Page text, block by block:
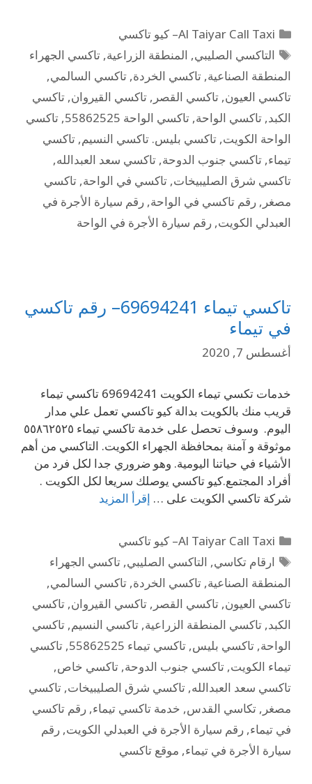
Al Taiyar Call Taxi– كيو تاكسي
التاكسي الصليبي, المنطقة الزراعية,تاكسي الجهراء
المنطقة الصناعية, تاكسي الخردة, تاكسي السالمي,
تاكسي العيون, تاكسي القصر , تاكسي القيروان, تاكسي
الكبد, تاكسي الواحة, تاكسي الواحة 55862525 , تاكسي
الواحة الكويت, تاكسي بليس. تاكسي النسيم, تاكسي
تيماء, تاكسي جنوب الدوحة, تاكسي سعد العبدالله,
تاكسي شرق الصليبيخات, تاكسي في الواحة, تاكسي
مصغر , رقم تاكسي في الواحة, رقم سيارة الأجرة في
العبدلي الكويت, رقم سيارة الأجرة في الواحة
تاكسي تيماء 69694241– رقم تاكسي
في تيماء
أغسطس 7, 2020
خدمات تكسي تيماء الكويت 69694241 تاكسي تيماء
قريب منك بالكويت بدالة كيو تاكسي تعمل علي مدار
اليوم. وسوف تحصل على خدمة تاكسي تيماء ٥٥٨٦٢٥٢٥
موثوقة و آمنة بمحافظة الجهراء الكويت. التاكسي من أهم
الأشياء في حياتنا اليومية. وهو ضروري جدا لكل فرد من
أفراد المجتمع.كيو تاكسي يوصلك سريعا لكل الكويت .
شركة تاكسي الكويت على … إقرأ المزيد
Al Taiyar Call Taxi– كيو تاكسي
ارقام تكاسي, التاكسي الصليبي,تاكسي الجهراء
المنطقة الصناعية, تاكسي الخردة, تاكسي السالمي,
تاكسي العيون, تاكسي القصر , تاكسي القيروان, تاكسي
الكبد, تاكسي المنطقة الزراعية, تاكسي النسيم, تاكسي
الواحة, تاكسي بليس, تاكسي تيماء 55862525 , تاكسي
تيماء الكويت, تاكسي جنوب الدوحة, تاكسي خاص,
تاكسي سعد العبدالله, تاكسي شرق الصليبيخات, تاكسي
مصغر , تكاسي القدس, خدمة تاكسي تيماء, رقم تاكسي
في تيماء, رقم سيارة الأجرة في العبدلي الكويت, رقم
سيارة الأجرة في تيماء, موقع تاكسي